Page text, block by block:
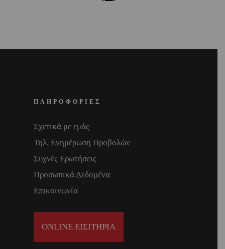
ΠΛΗΡΟΦΟΡΙΕΣ
Σχετικά με εμάς
Τηλ. Ενημέρωση Προβολών
Συχνές Ερωτήσεις
Προσωπικά Δεδομένα
Επικοινωνία
ONLINE ΕΙΣΙΤΗΡΙΑ